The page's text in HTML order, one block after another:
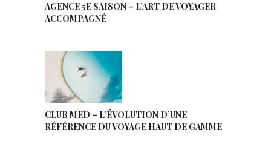
AGENCE 5E SAISON – L’ART DE VOYAGER
ACCOMPAGNÉ
CLUB MED – L’ÉVOLUTION D’UNE
RÉFÉRENCE DU VOYAGE HAUT DE GAMME